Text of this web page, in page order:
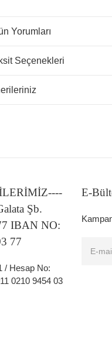
Yorumları
Seçenekleri
Şb.
IBAN NO:
77
/ Hesap No:
0210 9454 03
E-